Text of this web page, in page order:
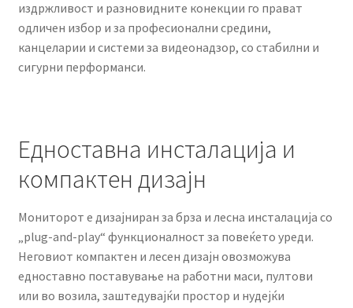
издржливост и разновидните конекции го прават
одличен избор и за професионални средини,
канцеларии и системи за видеонадзор, со стабилни и
сигурни перформанси.
Едноставна инсталација и
компактен дизајн
Мониторот е дизајниран за брза и лесна инсталација со
„plug-and-play“ функционалност за повеќето уреди.
Неговиот компактен и лесен дизајн овозможува
едноставно поставување на работни маси, пултови
или во возила, заштедувајќи простор и нудејќи